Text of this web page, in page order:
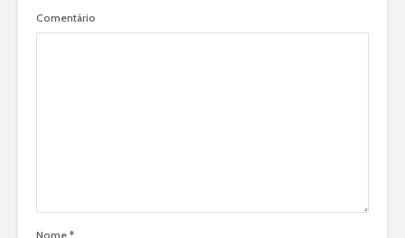
Comentário
Nome *